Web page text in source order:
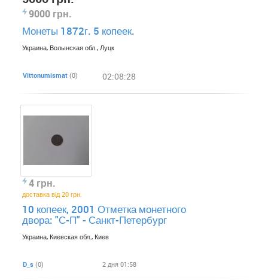
9000 грн.
Монеты 1872г. 5 копеек.
Украина, Волынская обл., Луцк
Vittonumismat (0) 02:08:28
4 грн.
доставка від 20 грн.
10 копеек, 2001 Отметка монетного
двора: "С-П" - Санкт-Петербург
Украина, Киевская обл., Киев
D_s (0) 2 дня 01:58